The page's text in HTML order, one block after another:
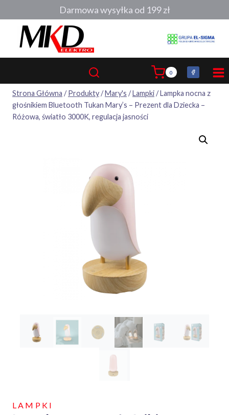
do
0
Strona Główna / Produkty/Mary's /Lampki/Lampka nocna z
głośnikiem Bluetooth Tukan Mary’s – Prezent dla Dziecka –
Różowa, światło 3000K, regulacja jasności
LAMPKI
Darmowa wysyłka od 199 zł